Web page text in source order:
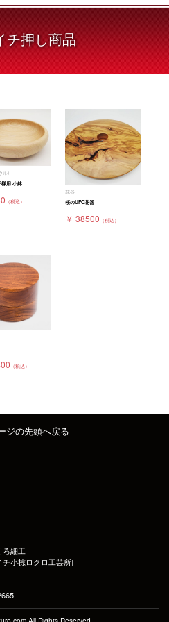
チ押し商品
ル)
様用 小鉢
（税込）
花器
桜のUFO花器
￥ 38500 （税込）
（税込）
ジの先頭へ戻る
ろ細工
小椋ロクロ工芸所]